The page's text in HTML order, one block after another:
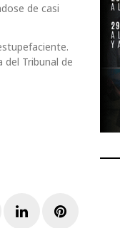
de casi
Tribunal de
LinkedInPinterest